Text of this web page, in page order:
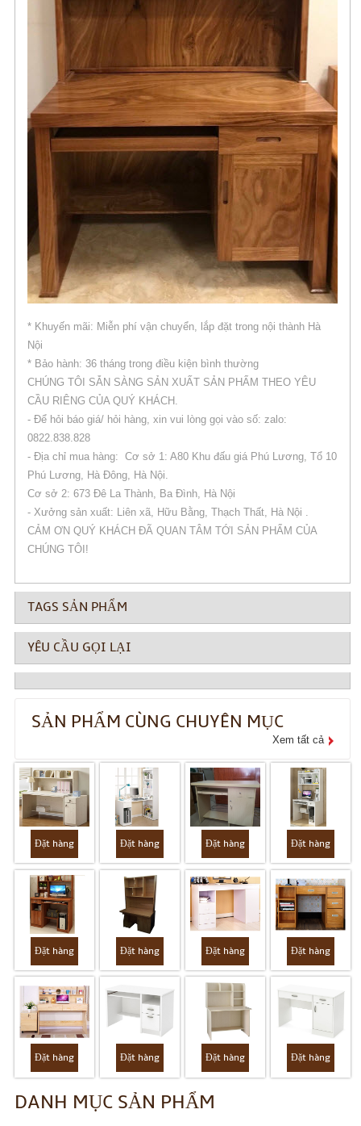
* Khuyến mãi: Miễn phí vận chuyển, lắp đặt trong nội thành Hà
Nội
* Bảo hành: 36 tháng trong điều kiện bình thường
CHÚNG TÔI SẴN SÀNG SẢN XUẤT SẢN PHẨM THEO YÊU
CẦU RIÊNG CỦA QUÝ KHÁCH.
- Để hỏi báo giá/ hỏi hàng, xin vui lòng gọi vào số: zalo:
0822.838.828
- Địa chỉ mua hàng: Cơ sở 1: A80 Khu đấu giá Phú Lương, Tổ 10
Phú Lương, Hà Đông, Hà Nội.
Cơ sở 2: 673 Đê La Thành, Ba Đình, Hà Nội
- Xưởng sản xuất: Liên xã, Hữu Bằng, Thạch Thất, Hà Nội .
CẢM ƠN QUÝ KHÁCH ĐÃ QUAN TÂM TỚI SẢN PHẨM CỦA
CHÚNG TÔI!
TAGS SẢN PHẨM
YÊU CẦU GỌI LẠI
SẢN PHẨM CÙNG CHUYÊN MỤC
Xem tất cả
Đặt hàng Đặt hàng Đặt hàng Đặt hàng
Đặt hàng Đặt hàng Đặt hàng Đặt hàng
Đặt hàng Đặt hàng Đặt hàng Đặt hàng
DANH MỤC SẢN PHẨM